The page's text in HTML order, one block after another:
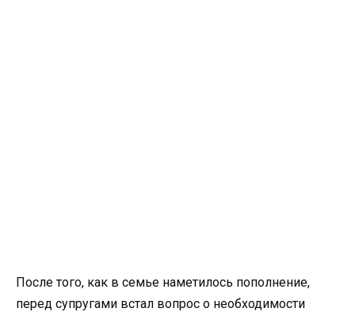
После того, как в семье наметилось пополнение,
перед супругами встал вопрос о необходимости